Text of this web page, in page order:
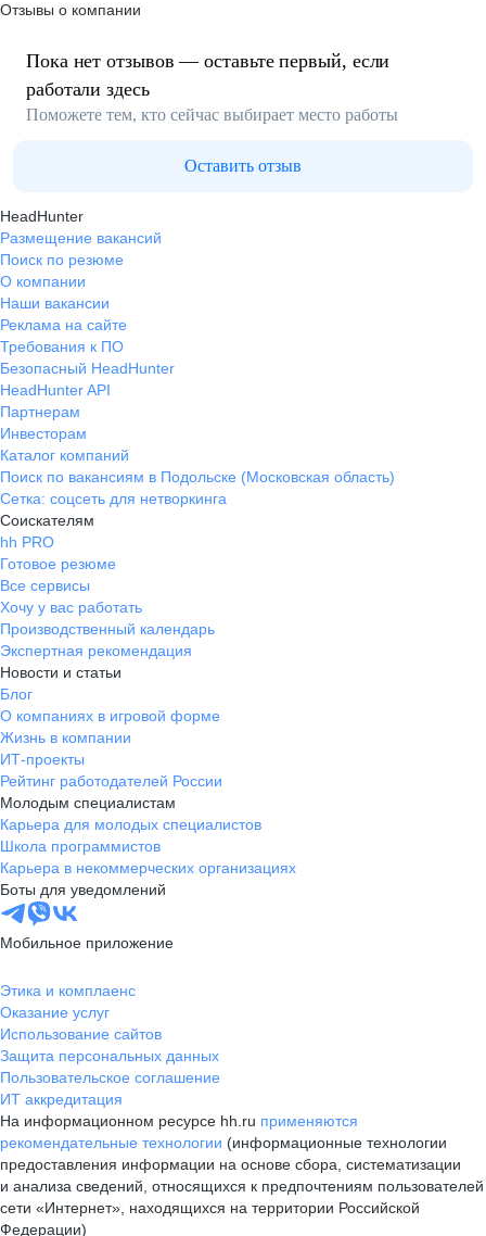
Отзывы о компании
Пока нет отзывов — оставьте первый, если
работали здесь
Поможете тем, кто сейчас выбирает место работы
Оставить отзыв
HeadHunter
Размещение вакансий
Поиск по резюме
О компании
Наши вакансии
Реклама на сайте
Требования к ПО
Безопасный HeadHunter
HeadHunter API
Партнерам
Инвесторам
Каталог компаний
Поиск по вакансиям в Подольске (Московская область)
Сетка: соцсеть для нетворкинга
Соискателям
hh PRO
Готовое резюме
Все сервисы
Хочу у вас работать
Производственный календарь
Экспертная рекомендация
Новости и статьи
Блог
О компаниях в игровой форме
Жизнь в компании
ИТ-проекты
Рейтинг работодателей России
Молодым специалистам
Карьера для молодых специалистов
Школа программистов
Карьера в некоммерческих организациях
Боты для уведомлений
Мобильное приложение
Этика и комплаенс
Оказание услуг
Использование сайтов
Защита персональных данных
Пользовательское соглашение
ИТ аккредитация
На информационном ресурсе hh.ru применяются
рекомендательные технологии (информационные технологии
предоставления информации на основе сбора, систематизации
и анализа сведений, относящихся к предпочтениям пользователей
сети «Интернет», находящихся на территории Российской
Федерации)